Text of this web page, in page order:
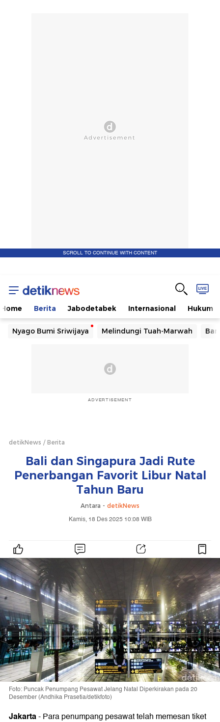
SCROLL TO CONTINUE WITH CONTENT
Home Berita Jabodetabek Internasional Hukum
Nyago Bumi Sriwijaya Melindungi Tuah-Marwah
ADVERTISEMENT
detikNews Berita
Bali dan Singapura Jadi Rute
Penerbangan Favorit Libur Natal
Tahun Baru
Antara - detikNews
Kamis, 18 Des 2025 10:08 WIB
Foto: Puncak Penumpang Pesawat Jelang Natal Diperkirakan pada 20
Desember (Andhika Prasetia/detikfoto)
Jakarta-Para penumpang pesawat telah memesan tiket